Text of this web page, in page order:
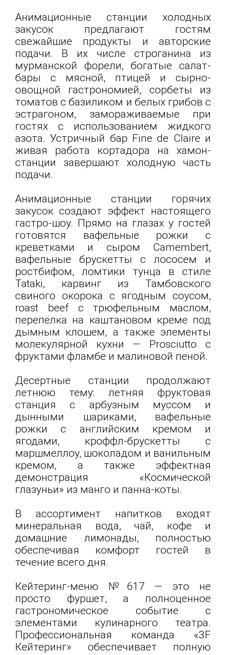
Анимационные станции холодных
закусок предлагают гостям
свежайшие продукты и авторские
подачи. В их числе строганина из
мурманской форели, богатые салат-
бары с мясной, птицей и сырно-
овощной гастрономией, сорбеты из
томатов с базиликом и белых грибов с
эстрагоном, замораживаемые при
гостях с использованием жидкого
азота. Устричный бар Fine de Claire и
живая работа кортадора на хамон-
станции завершают холодную часть
подачи.
Анимационные станции горячих
закусок создают эффект настоящего
гастро-шоу. Прямо на глазах у гостей
готовятся вафельные рожки с
креветками и сыром Camembert,
вафельные брускетты с лососем и
ростбифом, ломтики тунца в стиле
Tataki, карвинг из Тамбовского
свиного окорока с ягодным соусом,
roast beef с трюфельным маслом,
перепёлка на каштановом креме под
дымным клошем, а также элементы
молекулярной кухни — Prosciutto с
фруктами фламбе и малиновой пеной.
Десертные станции продолжают
летнюю тему: летняя фруктовая
станция с арбузным муссом и
дынными шариками, вафельные
рожки с английским кремом и
ягодами, кроффл-брускетты с
маршмеллоу, шоколадом и ванильным
кремом, а также эффектная
демонстрация «Космической
глазуньи» из манго и панна-коты.
В ассортимент напитков входят
минеральная вода, чай, кофе и
домашние лимонады, полностью
обеспечивая комфорт гостей в
течение всего дня.
Кейтеринг-меню №617 — это не
просто фуршет, а полноценное
гастрономическое событие с
элементами кулинарного театра.
Профессиональная команда «3F
Кейтеринг» обеспечивает полную